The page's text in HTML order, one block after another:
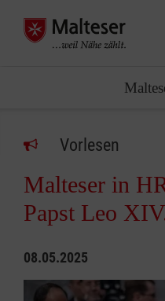
Vorlesen
Malteser in
Papst Leo
08.05.2025